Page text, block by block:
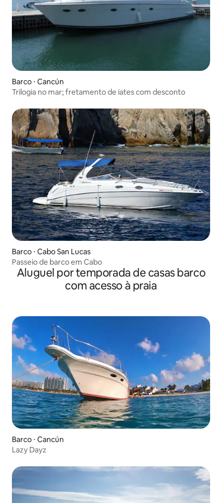
Barco ⋅ Cancún
Trilogia no mar; fretamento de iates com desconto
Barco ⋅ Cabo San Lucas
Passeio de barco em Cabo
Aluguel por temporada de casas barco
com acesso à praia
Barco ⋅ Cancún
Lazy Dayz